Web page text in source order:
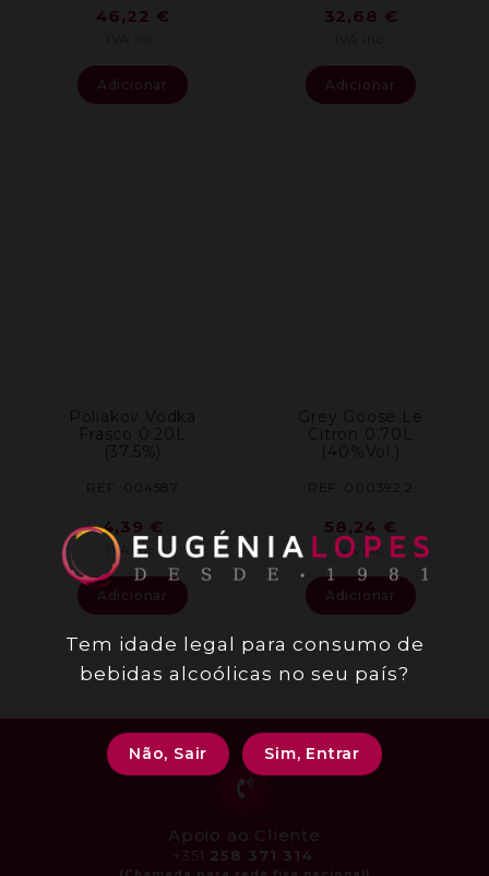
46,22 €
Adicionar
32,68 €
Adicionar
Poliakov Vodka
Frasco 0.20L
(37.5%)
REF: 004587
4,39 €
IVA inc.
Adicionar
Grey Goose Le
Citron 0.70L
(40%Vol.)
REF: 000392.2
58,24 €
IVA inc.
Adicionar
Apoio ao Cliente
+351 258 371 314
Tem idade legal para consumo de
bebidas alcoólicas no seu país?
Não, Sair Sim, Entrar